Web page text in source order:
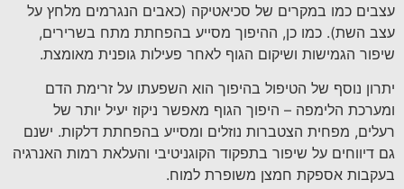
עצבים כמו במקרים של סכיאטיקה (כאבים הנגרמים מלחץ על
עצב השת). כמו כן, ההיפוך מסייע בהפחתת מתח בשרירים,
שיפור הגמישות ושיקום הגוף לאחר פעילות גופנית מאומצת.
יתרון נוסף של הטיפול בהיפוך הוא השפעתו על זרימת הדם
ומערכת הלימפה – היפוך הגוף מאפשר ניקוז יעיל יותר של
רעלים, מפחית הצטברות נוזלים ומסייע בהפחתת דלקות. ישנם
גם דיווחים על שיפור בתפקוד הקוגניטיבי והעלאת רמות האנרגיה
בעקבות אספקת חמצן משופרת למוח.